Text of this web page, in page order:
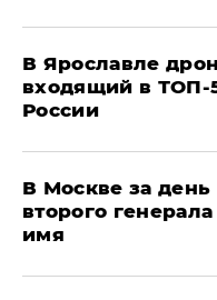
В Ярославле
входящий в ТОП-
России
В Москве за
второго
имя